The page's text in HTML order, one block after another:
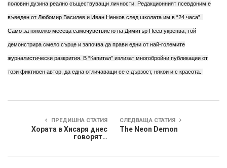
половин дузина реално съществуващи личности. Редакционният псевдоним е
въведен от Любомир Василев и Иван Ненков след школата им в “24 часа”.
Само за няколко месеца самочувствието на Димитър Пеев укрепва, той
демонстрира смело сърце и започва да прави едни от най-големите
журналистически разкрития. В “Капитал” излизат многобройни публикации от
този фиктивен автор, да една отличаващи се с дързост, някои и с красота.
ПРЕДИШНА СТАТИЯ
Хората в Хисаря днес
говорят…
СЛЕДВАЩА СТАТИЯ
The Neon Demon